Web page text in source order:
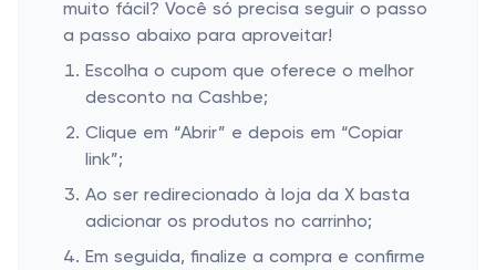
muito fácil? Você só precisa seguir o passo
a passo abaixo para aproveitar!
Escolha o cupom que oferece o melhor
desconto na Cashbe;
Clique em “Abrir” e depois em “Copiar
link”;
Ao ser redirecionado à loja da X basta
adicionar os produtos no carrinho;
Em seguida, finalize a compra e confirme